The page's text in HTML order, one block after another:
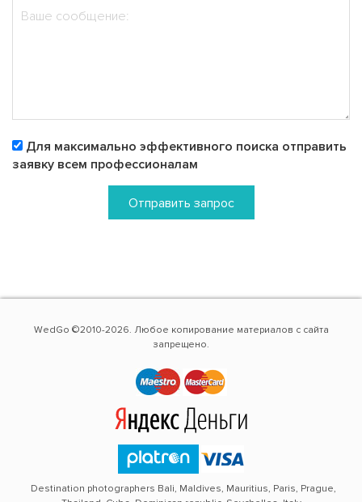
Для максимально эффективного поиска отправить
заявку всем профессионалам
Отправить запрос
WedGo ©2010-2026. Любое копирование материалов с сайта
запрещено.
Destination photographers Bali, Maldives, Mauritius, Paris, Prague,